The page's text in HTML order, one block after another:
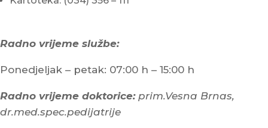
Radno vrijeme službe:
Ponedjeljak – petak: 07:00 h – 15:00 h
Radno vrijeme doktorice: prim.Vesna Brnas,
dr.med.spec.pedijatrije